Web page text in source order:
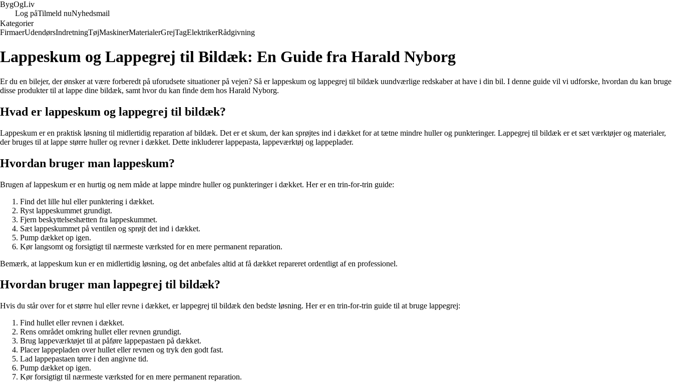
BygOgLiv
Log påTilmeld nuNyhedsmail
Kategorier
FirmaerUdendørsIndretningTøjMaskinerMaterialerGrejTagElektrikerRådgivning
Lappeskum og Lappegrej til Bildæk: En Guide fra Harald Nyborg
Er du en bilejer, der ønsker at være forberedt på uforudsete situationer på vejen? Så er lappeskum og lappegrej til bildæk uundværlige redskaber at have i din bil. I denne guide vil vi udforske, hvordan du kan bruge
disse produkter til at lappe dine bildæk, samt hvor du kan finde dem hos Harald Nyborg.
Hvad er lappeskum og lappegrej til bildæk?
Lappeskum er en praktisk løsning til midlertidig reparation af bildæk. Det er et skum, der kan sprøjtes ind i dækket for at tætne mindre huller og punkteringer. Lappegrej til bildæk er et sæt værktøjer og materialer,
der bruges til at lappe større huller og revner i dækket. Dette inkluderer lappepasta, lappeværktøj og lappeplader.
Hvordan bruger man lappeskum?
Brugen af lappeskum er en hurtig og nem måde at lappe mindre huller og punkteringer i dækket. Her er en trin-for-trin guide:
Find det lille hul eller punktering i dækket.
Ryst lappeskummet grundigt.
Fjern beskyttelseshætten fra lappeskummet.
Sæt lappeskummet på ventilen og sprøjt det ind i dækket.
Pump dækket op igen.
Kør langsomt og forsigtigt til nærmeste værksted for en mere permanent reparation.
Bemærk, at lappeskum kun er en midlertidig løsning, og det anbefales altid at få dækket repareret ordentligt af en professionel.
Hvordan bruger man lappegrej til bildæk?
Hvis du står over for et større hul eller revne i dækket, er lappegrej til bildæk den bedste løsning. Her er en trin-for-trin guide til at bruge lappegrej:
Find hullet eller revnen i dækket.
Rens området omkring hullet eller revnen grundigt.
Brug lappeværktøjet til at påføre lappepastaen på dækket.
Placer lappepladen over hullet eller revnen og tryk den godt fast.
Lad lappepastaen tørre i den angivne tid.
Pump dækket op igen.
Kør forsigtigt til nærmeste værksted for en mere permanent reparation.